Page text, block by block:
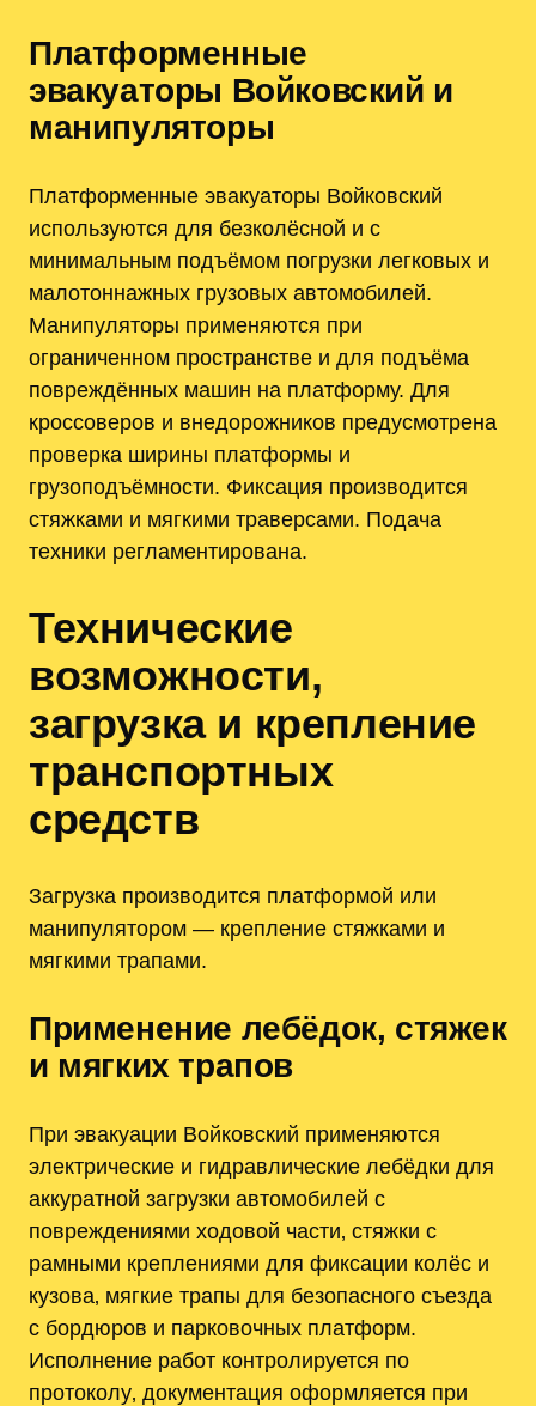
Платформенные
эвакуаторы Войковский и
манипуляторы
Платформенные эвакуаторы Войковский
используются для безколёсной и с
минимальным подъёмом погрузки легковых и
малотоннажных грузовых автомобилей.
Манипуляторы применяются при
ограниченном пространстве и для подъёма
повреждённых машин на платформу. Для
кроссоверов и внедорожников предусмотрена
проверка ширины платформы и
грузоподъёмности. Фиксация производится
стяжками и мягкими траверсами. Подача
техники регламентирована.
Технические
возможности,
загрузка и крепление
транспортных
средств
Загрузка производится платформой или
манипулятором — крепление стяжками и
мягкими трапами.
Применение лебёдок‚ стяжек
и мягких трапов
При эвакуации Войковский применяются
электрические и гидравлические лебёдки для
аккуратной загрузки автомобилей с
повреждениями ходовой части‚ стяжки с
рамными креплениями для фиксации колёс и
кузова‚ мягкие трапы для безопасного съезда
с бордюров и парковочных платформ.
Исполнение работ контролируется по
протоколу‚ документация оформляется при